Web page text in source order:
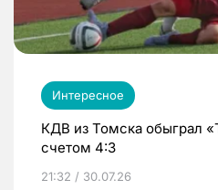
Интересное
КДВ из Томска обыграл
счетом 4:3
21:32 / 30.07.26